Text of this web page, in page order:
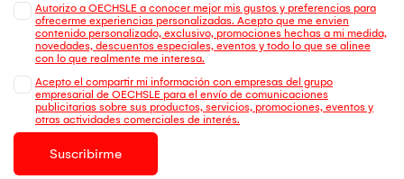
Autorizo a OECHSLE a conocer mejor mis gustos y preferencias para
ofrecerme experiencias personalizadas. Acepto que me envien
contenido personalizado, exclusivo, promociones hechas a mi medida,
novedades, descuentos especiales, eventos y todo lo que se alinee
con lo que realmente me interesa.
Acepto el compartir mi información con empresas del grupo
empresarial de OECHSLE para el envío de comunicaciones
publicitarias sobre sus productos, servicios, promociones, eventos y
otras actividades comerciales de interés.
Suscribirme